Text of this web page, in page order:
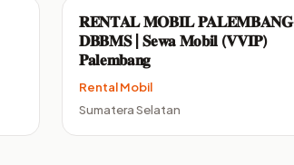
𝐑𝐄𝐍𝐓𝐀𝐋 𝐌𝐎𝐁𝐈𝐋 𝐏𝐀𝐋𝐄𝐌𝐁𝐀𝐍𝐆
𝐃𝐁𝐁𝐌𝐒 | 𝐒𝐞𝐰𝐚 𝐌𝐨𝐛𝐢𝐥 (𝐕𝐕𝐈𝐏)
𝐏𝐚𝐥𝐞𝐦𝐛𝐚𝐧𝐠
Rental Mobil
Sumatera Selatan